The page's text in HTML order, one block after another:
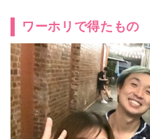
ワーホリで得たもの